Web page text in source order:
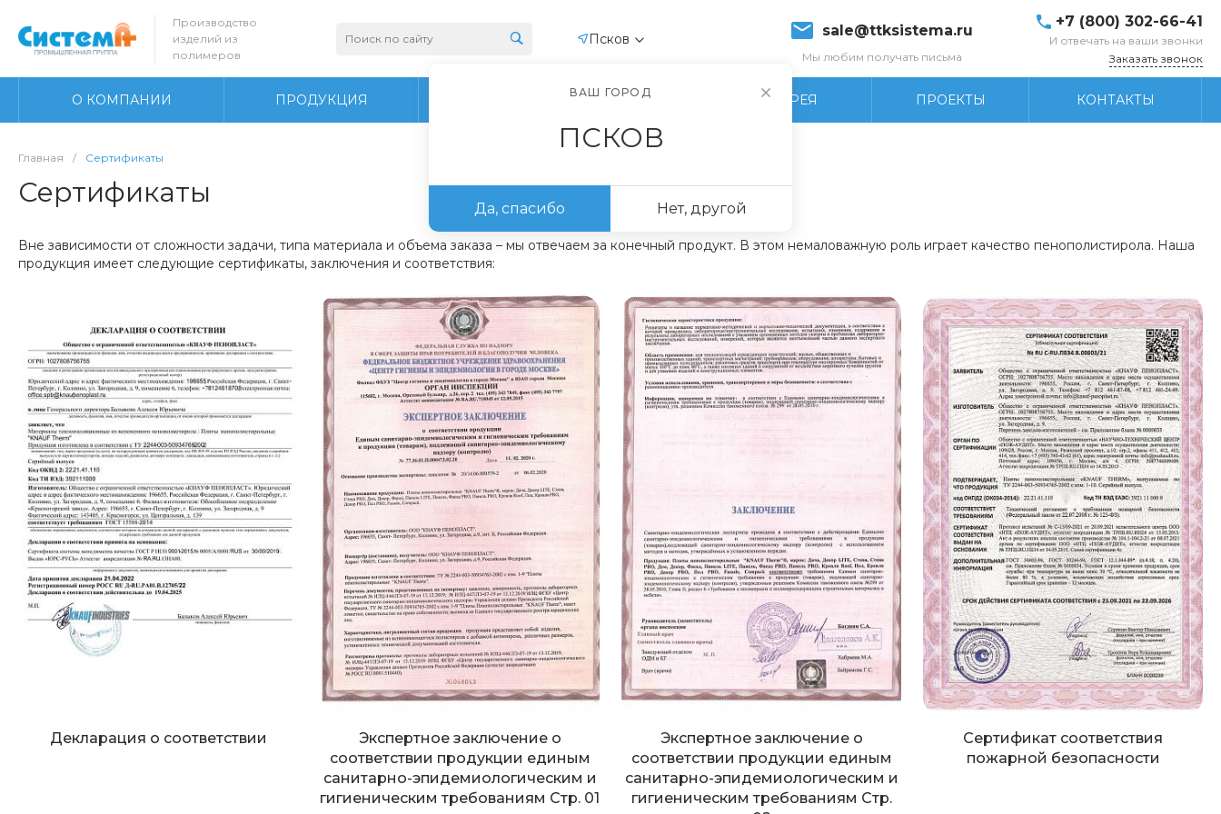
Производство
изделий из
полимеров
Псков sale@ttksistema.ru
Мы любим получать письма
+7 (800) 302-66-41
И отвечать на ваши звонки
Заказать звонок
О КОМПАНИИ ПРОДУКЦИЯ ПРОИЗВОДСТВО ФОТОГАЛЕРЕЯ ПРОЕКТЫ КОНТАКТЫ
Главная / Сертификаты
Сертификаты
Вне зависимости от сложности задачи, типа материала и объема заказа – мы отвечаем за конечный продукт. В этом немаловажную роль играет качество пенополистирола. Наша
продукция имеет следующие сертификаты, заключения и соответствия:
Декларация о соответствии
Экспертное заключение о
соответствии продукции единым
санитарно-эпидемиологическим и
гигиеническим требованиям Стр. 01
Экспертное заключение о
соответствии продукции единым
санитарно-эпидемиологическим и
гигиеническим требованиям Стр.
Сертификат соответствия
пожарной безопасности
ВАШ ГОРОД
ПСКОВ
Да, спасибо Нет, другой